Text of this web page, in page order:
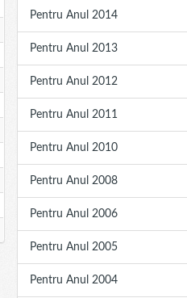
Pentru Anul 2014
Pentru Anul 2013
Pentru Anul 2012
Pentru Anul 2011
Pentru Anul 2010
Pentru Anul 2008
Pentru Anul 2006
Pentru Anul 2005
Pentru Anul 2004